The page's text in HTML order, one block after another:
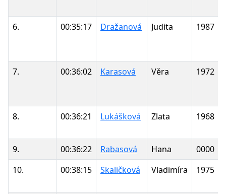
6. 00:35:17 Dražanová Judita 1987
7. 00:36:02 Karasová Věra 1972
8. 00:36:21 Lukášková Zlata 1968
9. 00:36:22 Rabasová Hana
0000
10.
00:38:15 Skaličková Vladimíra 1975